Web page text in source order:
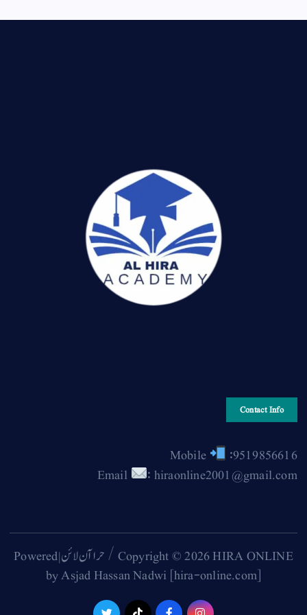
Contact Info
Mobile
:9519856616
Email
: hiraonline2001@gmail.com
Copyright © 2026 HIRA ONLINE / حرا آن لائن | Powered
by Asjad Hassan Nadwi [hira-online.com]